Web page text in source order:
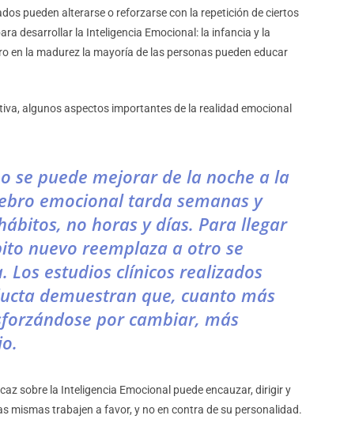
pueden alterarse o reforzarse con la repetición de ciertos
desarrollar la Inteligencia Emocional: la infancia y la
en la madurez la mayoría de las personas pueden educar
algunos aspectos importantes de la realidad emocional
se puede mejorar de la noche a la
emocional tarda semanas y
no horas y días. Para llegar
nuevo reemplaza a otro se
Los estudios clínicos realizados
demuestran que, cuanto más
por cambiar, más
sobre la Inteligencia Emocional puede encauzar, dirigir y
mismas trabajen a favor, y no en contra de su personalidad.